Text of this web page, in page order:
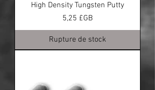
High Density Tungsten Putty
Prix
5,25 £GB
Rupture de stock